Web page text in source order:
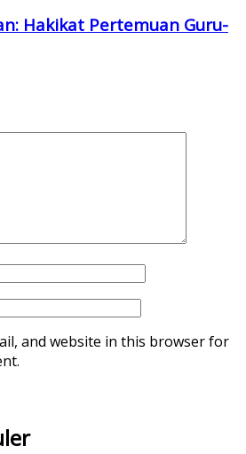
Hakikat Pertemuan Guru-
and website in this browser for